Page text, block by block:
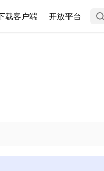
载客户端 开放平台